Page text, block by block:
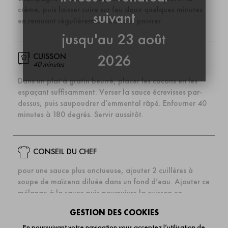
suivant
jusqu'au 23 août
2026
GESTION DES COOKIES
crème, puis laisser cuire sur feu doux quelques minutes
en remuant régulièrement. Saler et poivrer.
CUISSON
40 minutes
Dans un plat à gratin beurré, placer les cocons en les
espaçant suffisamment. Verser la sauce écrevisses par-
dessus, puis saupoudrer d’emmental râpé. Enfourner 40
minutes à 180 degrés. Servir aussitôt.
CONSEIL DU CHEF
pour une sauce plus onctueuse, ajouter 2 cuillères à
soupe de maïzena diluée dans un fond d’eau. Ajouter ce
mélange à la sauce puis poursuivre la cuisson en